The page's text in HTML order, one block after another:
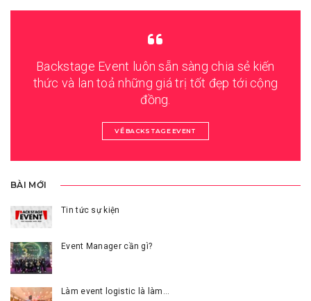
Backstage Event luôn sẵn sàng chia sẻ kiến
thức và lan toả những giá trị tốt đẹp tới cộng
đồng.
VỀ BACKSTAGE EVENT
BÀI MỚI
Tin tức sự kiện
Event Manager cần gì?
Làm event logistic là làm…